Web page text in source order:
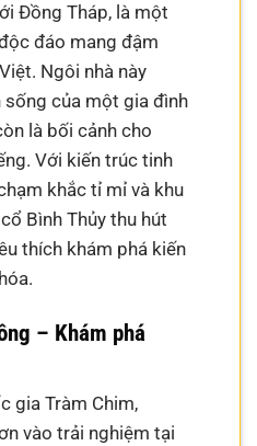
Đồng Tháp, là một
đáo mang đậm
Ngôi nhà này
sống của một gia đình
là bối cảnh cho
Với kiến trúc tinh
khắc tỉ mỉ và khu
Bình Thủy thu hút
thích khám phá kiến
– Khám phá
gia Tràm Chim,
vào trải nghiệm tại